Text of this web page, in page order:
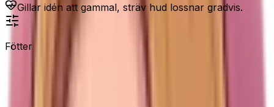
Gillar idén att gammal, sträv hud lossnar gradvis.
Fötter
Plantifique Peach Foot Exfoliation